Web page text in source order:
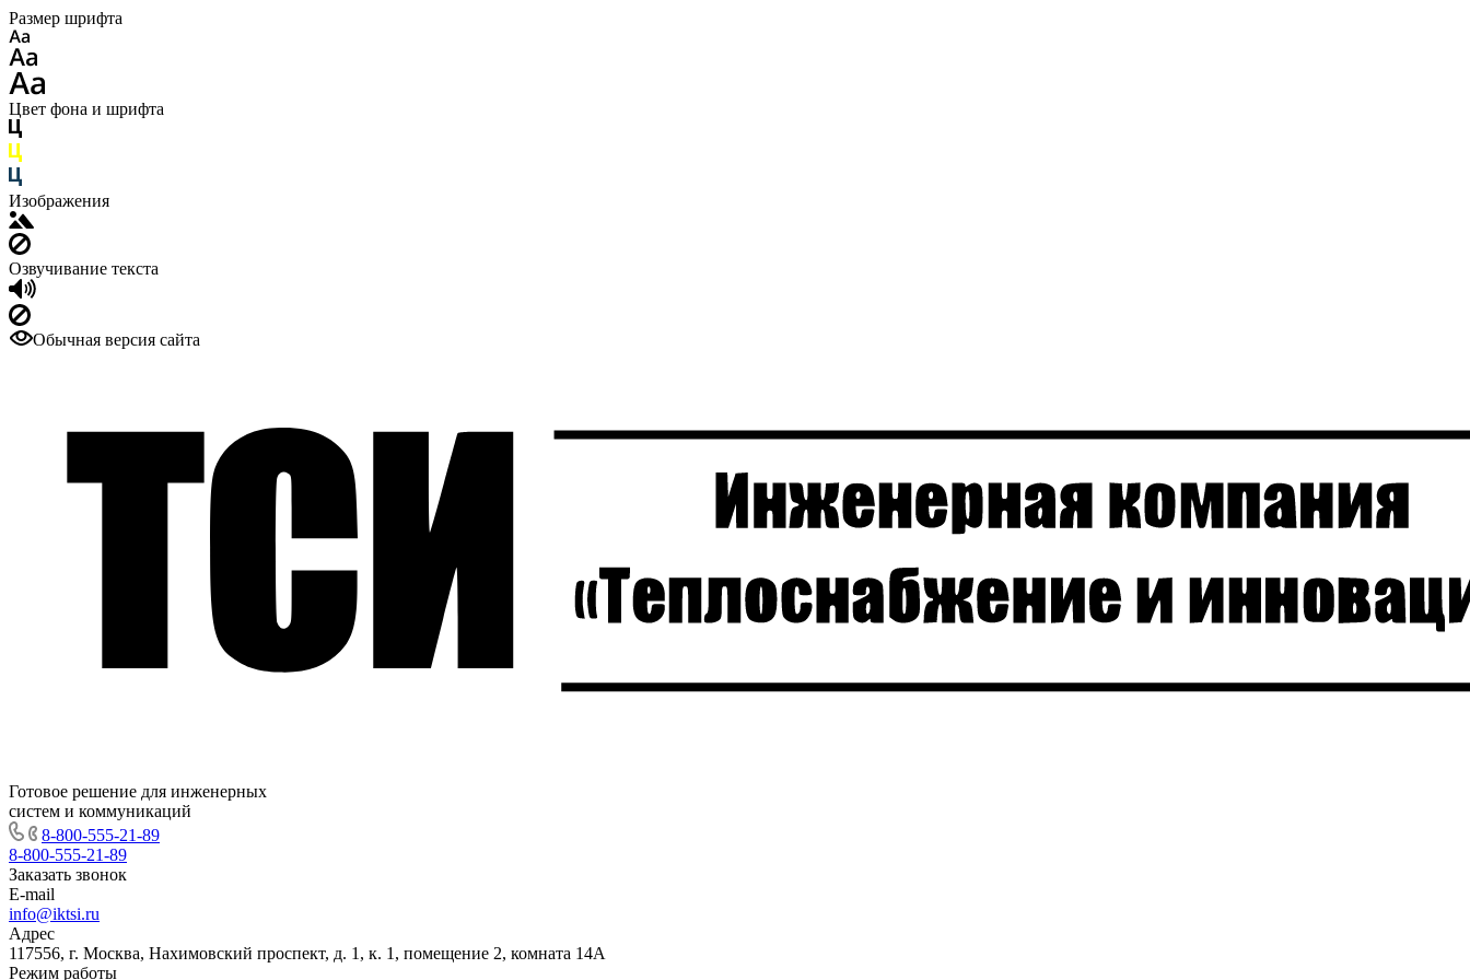
Размер шрифта
Цвет фона и шрифта
Изображения
Озвучивание текста
Обычная версия сайта
Готовое решение для инженерных
систем и коммуникаций
8-800-555-21-89
8-800-555-21-89
Заказать звонок
E-mail
info@iktsi.ru
Адрес
117556, г. Москва, Нахимовский проспект, д. 1, к. 1, помещение 2, комната 14А
Режим работы